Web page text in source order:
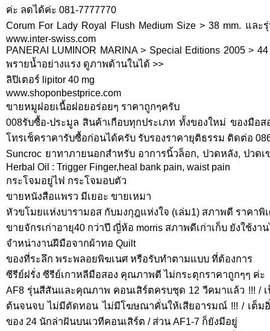
ค่ะ ลดได้ค่ะ 081-7777770
Corum For Lady Royal Flush Medium Size > 38 mm. แล
www.inter-swiss.com
PANERAI LUMINOR MARINA > Special Editions 2005 >
พรายน้ำอย่างแรง ดูภาพด้านในได้ >>
ลิปิเตอร์ lipitor 40 mg
www.shoponbestprice.com
ขายหมูฝอยเนื้อฝอยอร่อยๆ ราคาถูกๆครับ
008รับซื้อ-ประมูล สินค้าเกือบทุกประเภท ทั้งของใหม่ ของมือ
โทรเช็คราคารับซื้อก่อนได้ครับ รับรองราคายุติธรรม ติดต่อ
Suncroc ยาทาภายนอกสำหรับ อาการนิ้วล็อก, ปวดหลัง, ปวดเ
Herbal Oil : Trigger Finger,heal bank pain, waist pain
กระโจมอยู่ไฟ กระโจมอบตัว
ขายหนังสือแพรว มีเยอะ ขายเหมา
หัวขโมยแห่งบารามอส กับมงกุฎแห่งใจ (เล่ม1) สภาพดี ราคาพิ
ขายจักรเก่าอายุ40 กว่าปี ญี่ห้อ morris สภาพดีเก่าเก็บ ยังใช้ง
จำหน่างานฝีมือจากผ้าทอ Quilt
ของที่ระลึก พระพลอยพิฆเนศ หรือรับทำตามแบบ ที่ต้องการ
ซีรีย์ฝรั่ง ซีรีย์เกาหลีมือสอง คุณภาพดี ไม่กระตุกราคาถูกๆๆ ค่ะ
AF8 รุ่นสีสันและคุณภาพ คอนเสิร์ตครบชุด 12 วีคมาแล้ว !!! /
ต้นจนจบ ไม่มีตัดทอน ไม่มีโฆษณาคั่นให้เสียอารมณ์ !!! / เต็ม
ของ 24 นักล่าฝันบนเวทีคอนเสิร์ต / ส่วน AF1-7 ก็ยังมีอยู่